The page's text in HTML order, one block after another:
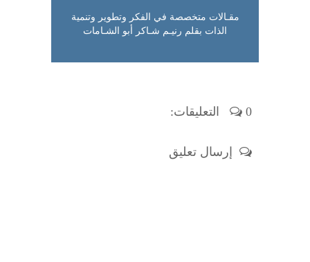
مقـالات متخصصة في الفكر وتطوير وتنمية
الذات بقلم رنيـم شـاكر أبو الشـامات
0 التعليقات:
إرسال تعليق